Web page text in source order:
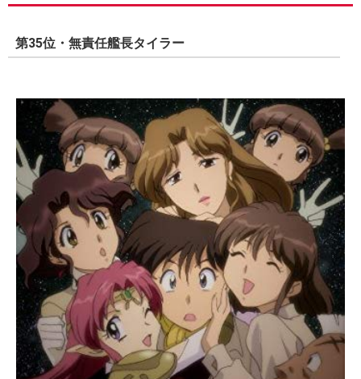
第35位・無責任艦長タイラー